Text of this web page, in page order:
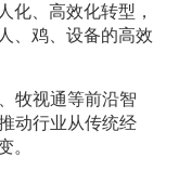
化、高效化转型，
、鸡、设备的高效
牧视通等前沿智
动行业从传统经
。